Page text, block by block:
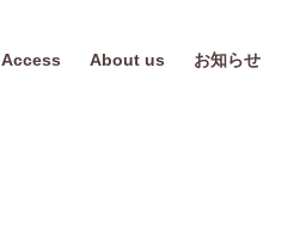
Access About us お知らせ